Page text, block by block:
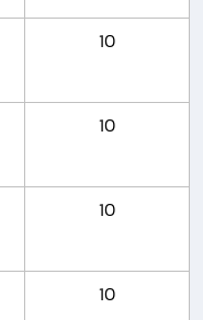
10
10
10
10